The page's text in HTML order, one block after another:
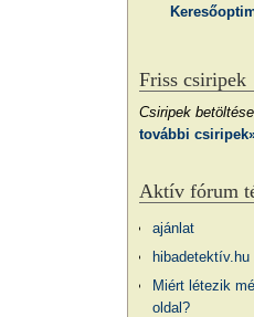
Friss csiripek
Csiripek
további
Aktív fórum
ajánlat
hibadetektív.hu
Miért létezik
oldal?